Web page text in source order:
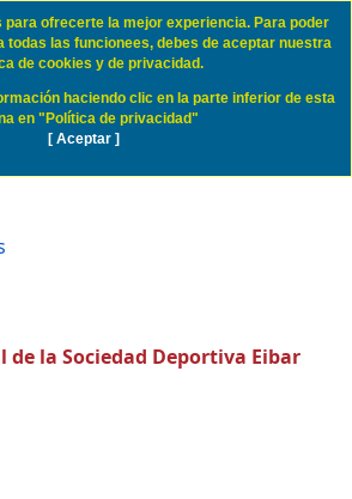
SD Eibar
de la Sociedad Deportiva Eibar
para ofrecerte la mejor experiencia. Para poder
todas las funcionees, debes de aceptar nuestra
de cookies y de privacidad.
haciendo clic en la parte inferior de esta
en "Política de privacidad"
[ Aceptar ]